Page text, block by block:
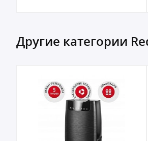
Другие категории